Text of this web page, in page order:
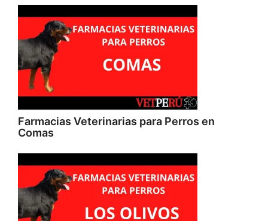
Farmacias Veterinarias para Perros en
Comas